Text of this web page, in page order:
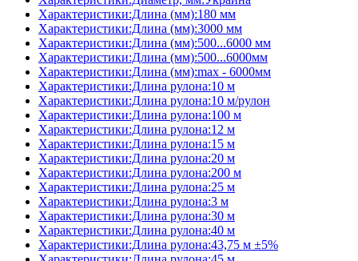
Характеристики:Длина (мм):180 мм
Характеристики:Длина (мм):3000 мм
Характеристики:Длина (мм):500...6000 мм
Характеристики:Длина (мм):500...6000мм
Характеристики:Длина (мм):max - 6000мм
Характеристики:Длина рулона:10 м
Характеристики:Длина рулона:10 м/рулон
Характеристики:Длина рулона:100 м
Характеристики:Длина рулона:12 м
Характеристики:Длина рулона:15 м
Характеристики:Длина рулона:20 м
Характеристики:Длина рулона:200 м
Характеристики:Длина рулона:25 м
Характеристики:Длина рулона:3 м
Характеристики:Длина рулона:30 м
Характеристики:Длина рулона:40 м
Характеристики:Длина рулона:43,75 м ±5%